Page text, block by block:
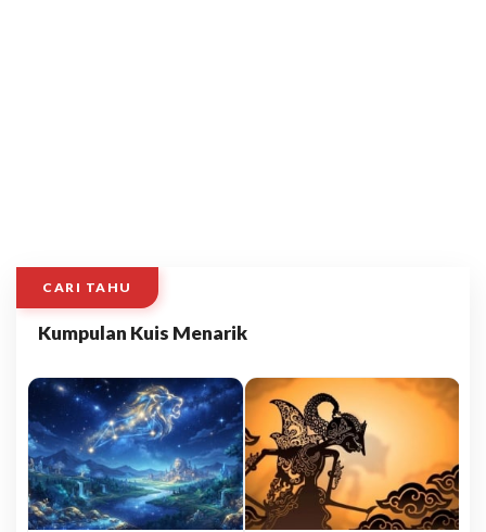
CARI TAHU
Kumpulan Kuis Menarik